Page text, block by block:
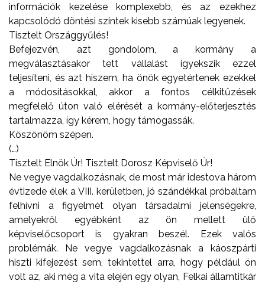
információk kezelése
komplexebb, és az ezekhez
kapcsolódó döntési szintek kisebb számúak legyenek.
Tisztelt Országgyűlés!
Befejezvén, azt gondolom, a kormány a
megválasztásakor tett vállalást igyekszik ezzel
teljesíteni, és azt hiszem, ha önök egyetértenek ezekkel
a módosításokkal, akkor a fontos célkitűzések
megfelelő úton való elérését a kormány-előterjesztés
tartalmazza, így kérem, hogy támogassák.
Köszönöm szépen.
(…)
Tisztelt Elnök Úr! Tisztelt Dorosz Képviselő Úr!
Ne vegye vagdalkozásnak, de most már idestova három
évtizede élek a VIII. kerületben, jó szándékkal próbáltam
felhívni a figyelmét olyan társadalmi jelenségekre,
amelyekről egyébként az ön mellett ülő
képviselőcsoport is gyakran beszél. Ezek valós
problémák. Ne vegye vagdalkozásnak a káoszpárti
hiszti kifejezést sem, tekintettel arra, hogy például ön
volt az, aki még a vita elején egy olyan, Felkai államtitkár